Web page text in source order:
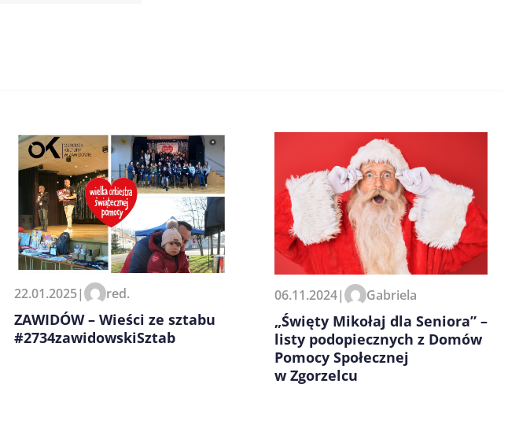
22.01.2025| red.
ZAWIDÓW – Wieści ze sztabu
#2734zawidowskiSztab
06.11.2024| Gabriela
„Święty Mikołaj dla Seniora” –
listy podopiecznych z Domów
Pomocy Społecznej
w Zgorzelcu